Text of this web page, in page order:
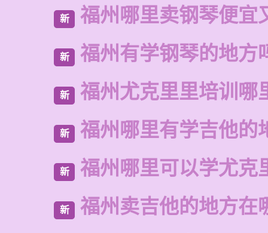
新 福州哪里卖钢琴便宜
新 福州有学钢琴的地方
新 福州尤克里里培训哪
新 福州哪里有学吉他的
新 福州哪里可以学尤克
新 福州卖吉他的地方在